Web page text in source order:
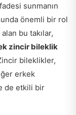
sunmanın
önemli bir rol
bu takılar,
zincir bileklik
bileklikler,
erkek
de etkili bir